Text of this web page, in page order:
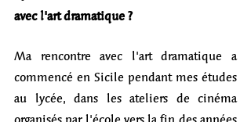
avec l'art dramatique ?
Ma rencontre avec l'art dramatique a
commencé en Sicile pendant mes études
au lycée, dans les ateliers de cinéma